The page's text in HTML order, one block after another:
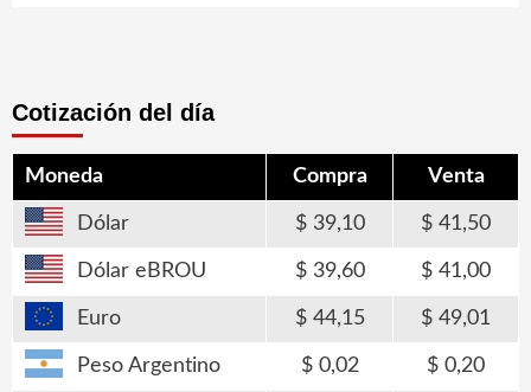
Cotización del día
Moneda Compra Venta
Dólar 39,10 41,50
Dólar eBROU 39,60 41,00
Euro 44,15 49,01
Peso Argentino 0,02 0,20